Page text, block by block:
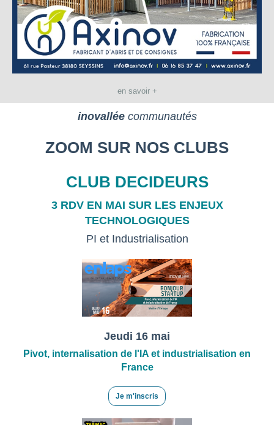
en savoir +
inovallée communautés
ZOOM SUR NOS CLUBS
CLUB DECIDEURS
3 RDV EN MAI SUR LES ENJEUX
TECHNOLOGIQUES
PI et Industrialisation
Jeudi 16 mai
Pivot, internalisation de l'IA et industrialisation en
France
Je m'inscris